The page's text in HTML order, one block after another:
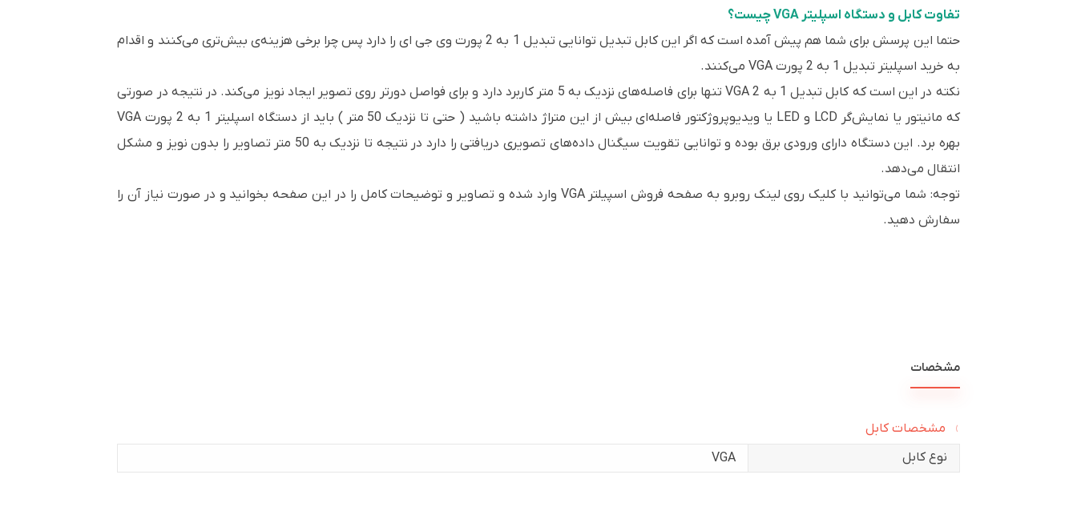
تفاوت کابل و دستگاه اسپلیتر VGA چیست؟
حتما این پرسش برای شما هم پیش آمده است که اگر این کابل تبدیل توانایی تبدیل 1 به 2 پورت وی جی ای را دارد پس چرا برخی هزینه‌ی بیش‌تری می‌کنند و اقدام
به خرید اسپلیتر تبدیل 1 به 2 پورت VGA می‌کنند.
نکته در این است که کابل تبدیل 1 به 2 VGA تنها برای فاصله‌های نزدیک به 5 متر کاربرد دارد و برای فواصل دورتر روی تصویر ایجاد نویز می‌کند. در نتیجه در صورتی
که مانیتور یا نمایش‌گر LCD و LED یا ویدیوپروژکتور فاصله‌ای بیش از این متراژ داشته باشید ( حتی تا نزدیک 50 متر ) باید از دستگاه اسپلیتر 1 به 2 پورت VGA
بهره برد. این دستگاه دارای ورودی برق بوده و توانایی تقویت سیگنال داده‌های تصویری دریافتی را دارد در نتیجه تا نزدیک به 50 متر تصاویر را بدون نویز و مشکل
انتقال می‌دهد.
توجه: شما می‌توانید با کلیک روی لینک روبرو به صفحه فروش اسپیلتر VGA وارد شده و تصاویر و توضیحات کامل را در این صفحه بخوانید و در صورت نیاز آن را
سفارش دهید.
مشخصات
مشخصات کابل
نوع کابل
VGA